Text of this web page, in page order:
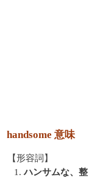
handsome 意味
【形容詞】
1.ハンサムな、